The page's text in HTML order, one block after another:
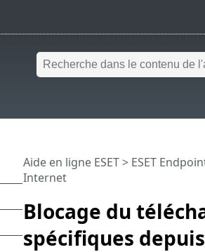
Blocage du
spécifiques
Aide en ligne ESET> ESET
Internet